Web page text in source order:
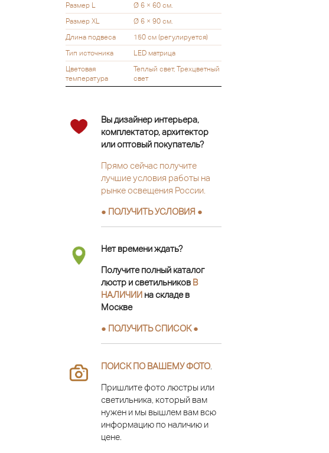
Размер L
Ø 6 × 60 см.
Размер XL
Ø 6 × 90 см.
Длина подвеса
150 см (регулируется)
Тип источника
LED матрица
Цветовая
температура
Теплый свет, Трехцветный
свет
Вы дизайнер интерьера,
комплектатор, архитектор
или оптовый покупатель?
Прямо сейчас получите
лучшие условия работы на
рынке освещения России.
● ПОЛУЧИТЬ УСЛОВИЯ ●
Нет времени ждать?
Получите полный каталог
люстр и светильников В
НАЛИЧИИ на складе в
Москве
● ПОЛУЧИТЬ СПИСОК ●
ПОИСК ПО ВАШЕМУ ФОТО
Пришлите фото люстры или
светильника, который вам
нужен и мы вышлем вам всю
информацию по наличию и
цене.